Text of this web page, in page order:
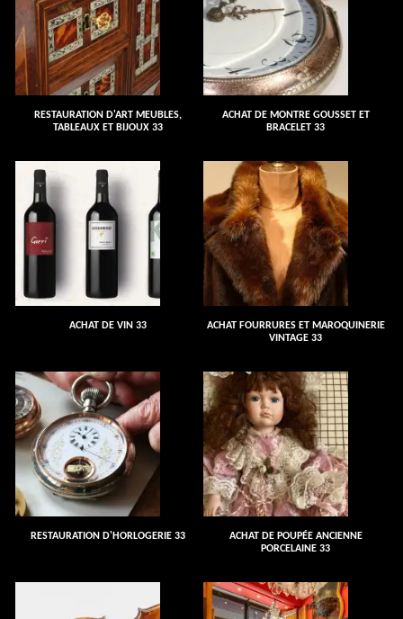
RESTAURATION D'ART MEUBLES,
TABLEAUX ET BIJOUX 33
ACHAT DE MONTRE GOUSSET ET
BRACELET 33
ACHAT DE VIN 33
ACHAT FOURRURES ET MAROQUINERIE
VINTAGE 33
RESTAURATION D'HORLOGERIE 33
ACHAT DE POUPÉE ANCIENNE
PORCELAINE 33